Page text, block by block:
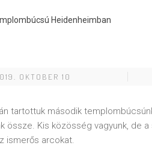
OKTOBER 10
tartottuk második
össze. Kis közösség vagyunk, de
ismerős arcokat.